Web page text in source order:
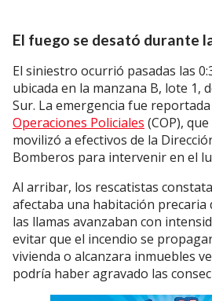
El fuego se desató durante
El siniestro ocurrió pasadas las
ubicada en la manzana B, lote 1,
Sur. La emergencia fue
Operaciones Policiales (COP),
movilizó a efectivos de la
Bomberos para intervenir en el
Al arribar, los rescatistas
afectaba una habitación precaria
las llamas avanzaban con
evitar que el incendio se
vivienda o alcanzara inmuebles
podría haber agravado las